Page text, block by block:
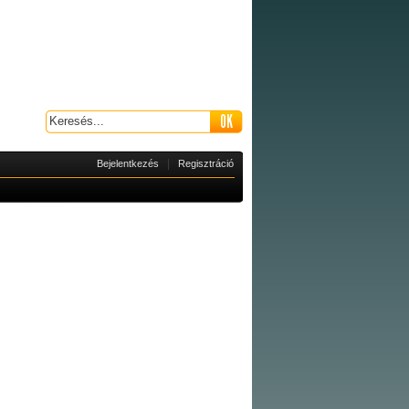
Bejelentkezés Regisztráció